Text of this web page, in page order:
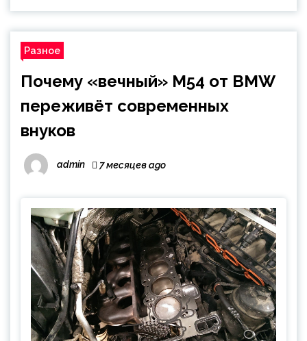
Разное
Почему «вечный» M54 от BMW
переживёт современных
внуков
admin 7 месяцев ago